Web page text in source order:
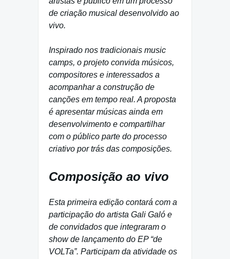
de criação musical desenvolvido ao
vivo.
Inspirado nos tradicionais music
camps, o projeto convida músicos,
compositores e interessados a
acompanhar a construção de
canções em tempo real. A proposta
é apresentar músicas ainda em
desenvolvimento e compartilhar
com o público parte do processo
criativo por trás das composições.
Composição ao vivo
Esta primeira edição contará com a
participação do artista Gali Galó e
de convidados que integraram o
show de lançamento do EP “de
VOLTa”. Participam da atividade os